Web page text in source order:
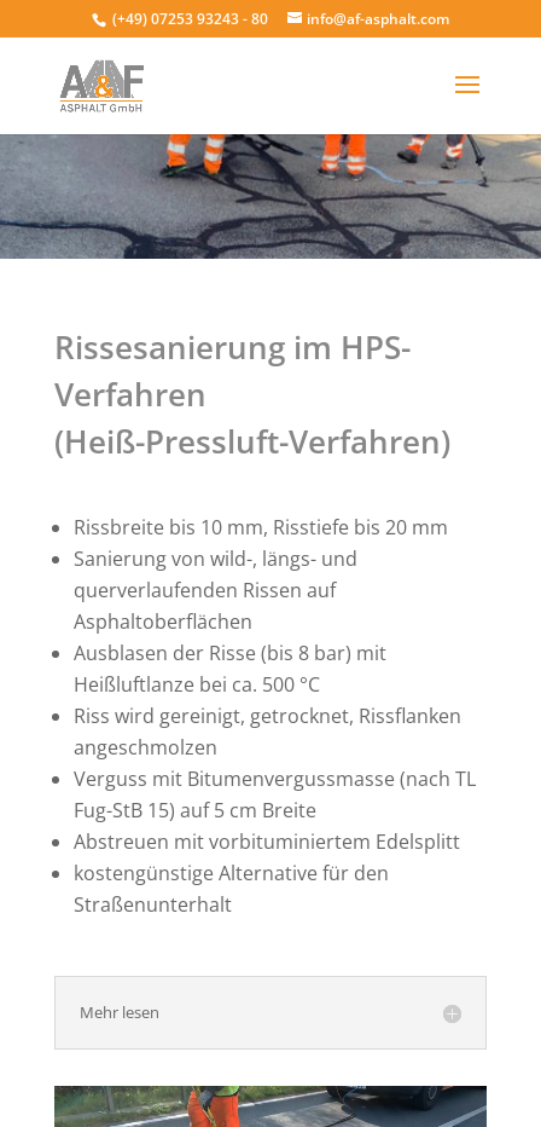
(+49) 07253 93243 - 80 info@af-asphalt.com
Rissesanierung im HPS-
Verfahren
(Heiß-Pressluft-Verfahren)
Rissbreite bis 10 mm, Risstiefe bis 20 mm
Sanierung von wild-, längs- und
querverlaufenden Rissen auf
Asphaltoberflächen
Ausblasen der Risse (bis 8 bar) mit
Heißluftlanze bei ca. 500 °C
Riss wird gereinigt, getrocknet, Rissflanken
angeschmolzen
Verguss mit Bitumenvergussmasse (nach TL
Fug-StB 15) auf 5 cm Breite
Abstreuen mit vorbituminiertem Edelsplitt
kostengünstige Alternative für den
Straßenunterhalt
Mehr lesen